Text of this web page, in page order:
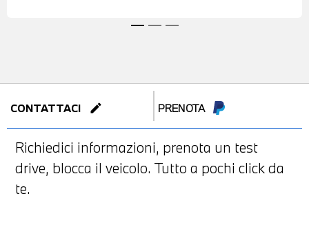
CONTATTACI edit PRENOTA
Richiedici informazioni, prenota un test
drive, blocca il veicolo. Tutto a pochi click da
te.